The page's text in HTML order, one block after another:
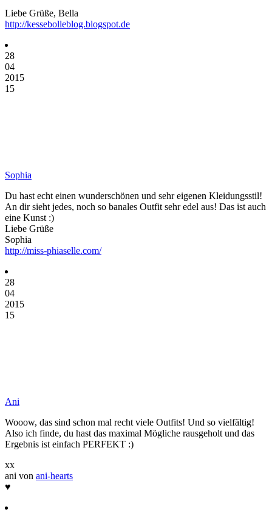
Liebe Grüße, Bella
http://kessebolleblog.blogspot.de
28
04
2015
15
Sophia
Du hast echt einen wunderschönen und sehr eigenen Kleidungsstil!
An dir sieht jedes, noch so banales Outfit sehr edel aus! Das ist auch
eine Kunst :)
Liebe Grüße
Sophia
http://miss-phiaselle.com/
28
04
2015
15
Ani
Wooow, das sind schon mal recht viele Outfits! Und so vielfältig!
Also ich finde, du hast das maximal Mögliche rausgeholt und das
Ergebnis ist einfach PERFEKT :)
xx
ani von ani-hearts
♥